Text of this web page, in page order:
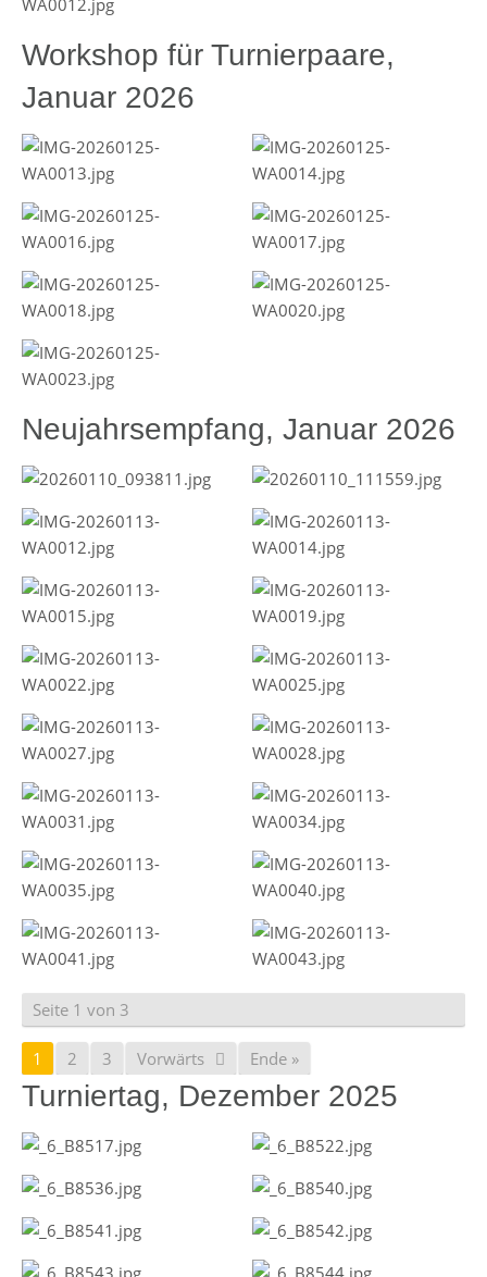
Workshop für Turnierpaare,
Januar 2026
Neujahrsempfang, Januar 2026
Seite 1 von 3
1 2 3 Vorwärts Ende »
Turniertag, Dezember 2025